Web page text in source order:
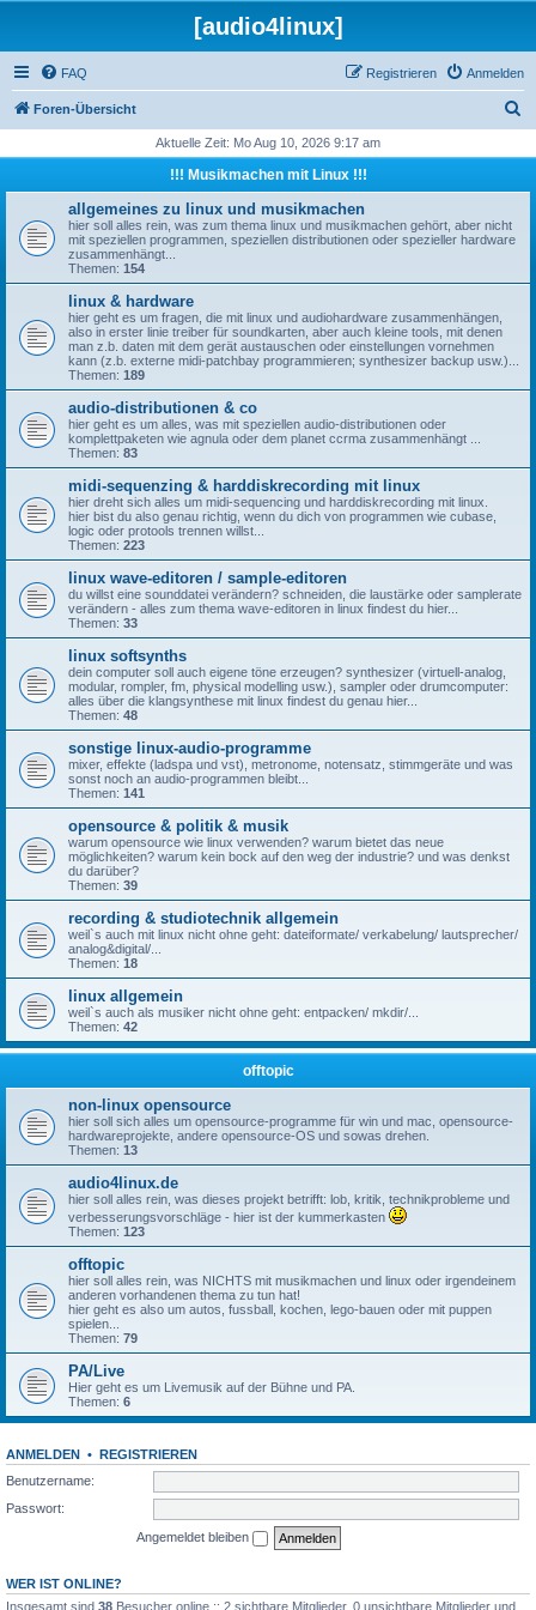
[audio4linux]
FAQ Anmelden
Registrieren
Foren-Übersicht
h
Aktuelle Zeit: Mo Aug 10, 2026 9:17 am
!!! Musikmachen mit Linux !!!
allgemeines zu linux und musikmachen
hier soll alles rein, was zum thema linux und musikmachen gehört, aber nicht
mit speziellen programmen, speziellen distributionen oder spezieller hardware
zusammenhängt...
Themen: 154
linux & hardware
hier geht es um fragen, die mit linux und audiohardware zusammenhängen,
also in erster linie treiber für soundkarten, aber auch kleine tools, mit denen
man z.b. daten mit dem gerät austauschen oder einstellungen vornehmen
kann (z.b. externe midi-patchbay programmieren; synthesizer backup usw.)...
Themen: 189
audio-distributionen & co
hier geht es um alles, was mit speziellen audio-distributionen oder
komplettpaketen wie agnula oder dem planet ccrma zusammenhängt ...
Themen: 83
midi-sequenzing & harddiskrecording mit linux
hier dreht sich alles um midi-sequencing und harddiskrecording mit linux.
hier bist du also genau richtig, wenn du dich von programmen wie cubase,
logic oder protools trennen willst...
Themen: 223
linux wave-editoren / sample-editoren
du willst eine sounddatei verändern? schneiden, die laustärke oder samplerate
verändern - alles zum thema wave-editoren in linux findest du hier...
Themen: 33
linux softsynths
dein computer soll auch eigene töne erzeugen? synthesizer (virtuell-analog,
modular, rompler, fm, physical modelling usw.), sampler oder drumcomputer:
alles über die klangsynthese mit linux findest du genau hier...
Themen: 48
sonstige linux-audio-programme
mixer, effekte (ladspa und vst), metronome, notensatz, stimmgeräte und was
sonst noch an audio-programmen bleibt...
Themen: 141
opensource & politik & musik
warum opensource wie linux verwenden? warum bietet das neue
möglichkeiten? warum kein bock auf den weg der industrie? und was denkst
du darüber?
Themen: 39
recording & studiotechnik allgemein
weil`s auch mit linux nicht ohne geht: dateiformate/ verkabelung/ lautsprecher/
analog&digital/...
Themen: 18
linux allgemein
weil`s auch als musiker nicht ohne geht: entpacken/ mkdir/...
Themen: 42
offtopic
non-linux opensource
hier soll sich alles um opensource-programme für win und mac, opensource-
hardwareprojekte, andere opensource-OS und sowas drehen.
Themen: 13
audio4linux.de
hier soll alles rein, was dieses projekt betrifft: lob, kritik, technikprobleme und
verbesserungsvorschläge - hier ist der kummerkasten
Themen: 123
offtopic
hier soll alles rein, was NICHTS mit musikmachen und linux oder irgendeinem
anderen vorhandenen thema zu tun hat!
hier geht es also um autos, fussball, kochen, lego-bauen oder mit puppen
spielen...
Themen: 79
PA/Live
Hier geht es um Livemusik auf der Bühne und PA.
Themen: 6
ANMELDEN • REGISTRIEREN
Benutzername:
Passwort:
Angemeldet bleiben
WER IST ONLINE?
Insgesamt sind 38 Besucher online :: 2 sichtbare Mitglieder, 0 unsichtbare Mitglieder und